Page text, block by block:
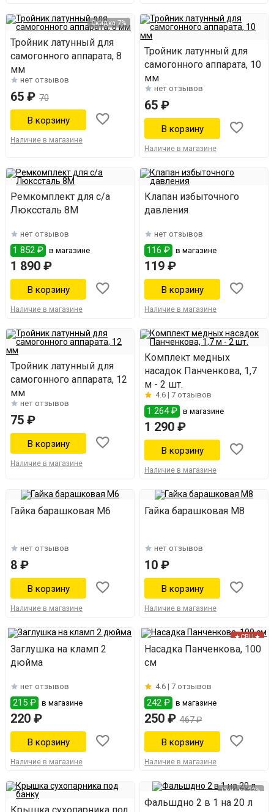
Скидка 7%
Тройник латунный для
самогонного аппарата, 8
мм
нет отзывов
65 ₽ 70
Наличие в магазине
Тройник латунный для
самогонного аппарата, 10
мм
нет отзывов
65 ₽
Наличие в магазине
Ремкомплект для с/а
Люкссталь 8М
нет отзывов
1 852 ₽ в магазине
1 890 ₽
Наличие в магазине
Клапан избыточного
давления
нет отзывов
116 ₽ в магазине
119 ₽
Наличие в магазине
Тройник латунный для
самогонного аппарата, 12
мм
нет отзывов
75 ₽
Наличие в магазине
Комплект медных
насадок Панченкова, 1,7
м - 2 шт.
4.6 |7 отзывов
1 264 ₽ в магазине
1 290 ₽
Наличие в магазине
Гайка барашковая М6
нет отзывов
8 ₽
Наличие в магазине
Гайка барашковая М8
нет отзывов
10 ₽
Наличие в магазине
Заглушка на кламп 2
дюйма
нет отзывов
215 ₽ в магазине
220 ₽
Наличие в магазине
★СВЦ★
Насадка Панченкова, 100
см
4.6 |7 отзывов
242 ₽ в магазине
250 ₽ 467 ₽
Наличие в магазине
Скидка 22%
Фальшдно 2 в 1 на 20 л